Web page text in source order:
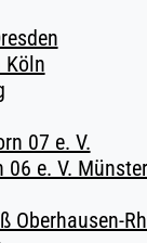
Köln
07 e. V.
06 e. V. Münster
Oberhausen-